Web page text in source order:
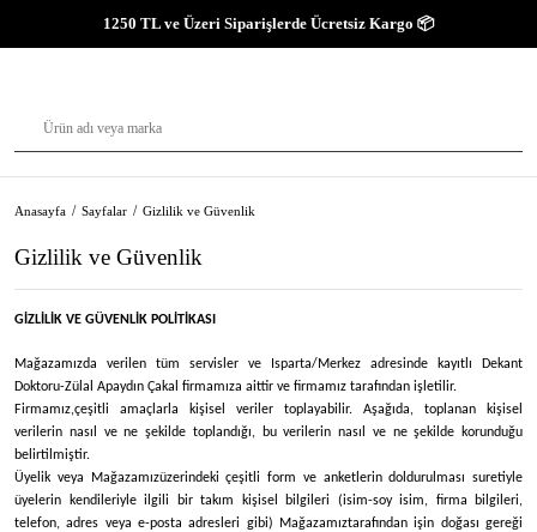
1250 TL ve Üzeri Siparişlerde Ücretsiz Kargo 📦
Anasayfa Sayfalar Gizlilik ve Güvenlik
Gizlilik ve Güvenlik
GİZLİLİK VE GÜVENLİK POLİTİKASI
Mağazamızda verilen tüm servisler ve Isparta/Merkez adresinde kayıtlı Dekant
Doktoru-Zülal Apaydın Çakal firmamıza aittir ve firmamız tarafından işletilir.
Firmamız,çeşitli amaçlarla kişisel veriler toplayabilir. Aşağıda, toplanan kişisel
verilerin nasıl ve ne şekilde toplandığı, bu verilerin nasıl ve ne şekilde korunduğu
belirtilmiştir.
Üyelik veya
Mağazamızüzerindeki çeşitli form ve anketlerin doldurulması suretiyle
üyelerin kendileriyle ilgili bir takım kişisel bilgileri (isim-soy isim, firma bilgileri,
telefon, adres veya e-posta adresleri gibi)
Mağazamıztarafından işin doğası gereği